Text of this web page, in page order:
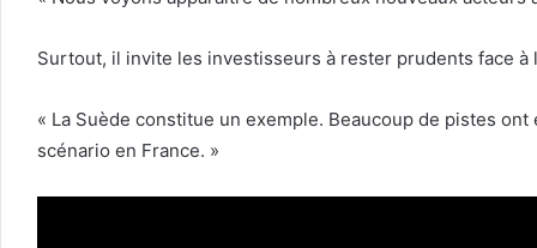
Surtout, il invite les investisseurs à rester prudents face
« La Suède constitue un exemple. Beaucoup de pistes
scénario en France. »